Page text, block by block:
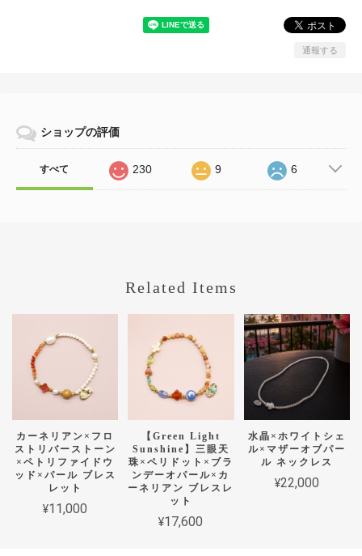
通報する
ショップの評価
すべて 230 9 6
Related Items
カーネリアン×フロ
ストリバーストーン
×ペトリファイドウ
ッド×パール ブレス
レット
¥11,000
【Green Light
Sunshine】三眼天
珠×ペリドット×ブラ
ンデーオパール×カ
ーネリアン ブレスレ
ット
¥17,600
水晶×ホワイトシェ
ル×マザーオブパー
ル ネックレス
¥22,000